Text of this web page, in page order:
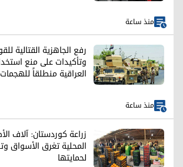
منذ ساعة
رفع الجاهزية القتالية
وتأكيدات على منع
العراقية منطلقاً للهجمات
منذ ساعة
زراعة كوردستان: آلاف
المحلية تغرق الأسواق
لحمايتها